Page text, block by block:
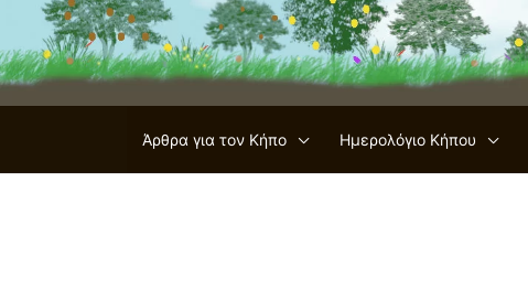
Άρθρα για τον Κήπο Ημερολόγιο Κήπου